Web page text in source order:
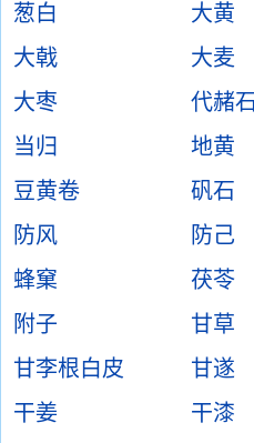
葱白
大黄
大戟
大麦
大枣
代赭
当归
地黄
豆黄卷
矾石
防风
防己
蜂窠
茯苓
附子
甘草
甘李根白皮
甘遂
干姜
干漆